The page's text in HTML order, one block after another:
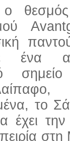
ένα
το
έχει την